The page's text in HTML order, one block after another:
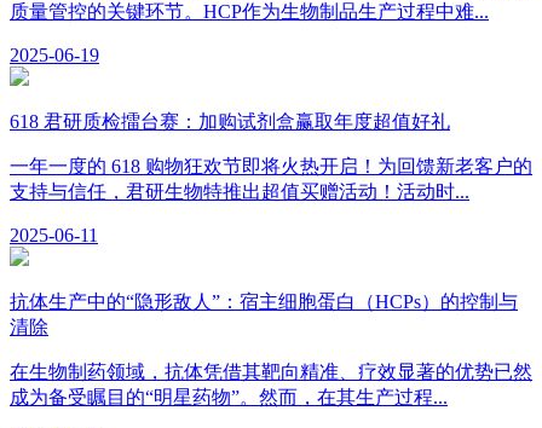
质量管控的关键环节。HCP作为生物制品生产过程中难...
2025-06-19
618 君研质检擂台赛：加购试剂盒赢取年度超值好礼
一年一度的 618 购物狂欢节即将火热开启！为回馈新老客户的
支持与信任，君研生物特推出超值买赠活动！活动时...
2025-06-11
抗体生产中的“隐形敌人”：宿主细胞蛋白（HCPs）的控制与
清除
在生物制药领域，抗体凭借其靶向精准、疗效显著的优势已然
成为备受瞩目的“明星药物”。然而，在其生产过程...